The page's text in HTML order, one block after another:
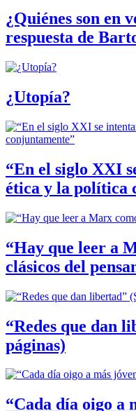
¿Quiénes son en
respuesta de
¿Utopía?
“En el siglo XXI
ética y la política
“Hay que leer a
clásicos del
“Redes que dan
páginas)
“Cada día oigo a